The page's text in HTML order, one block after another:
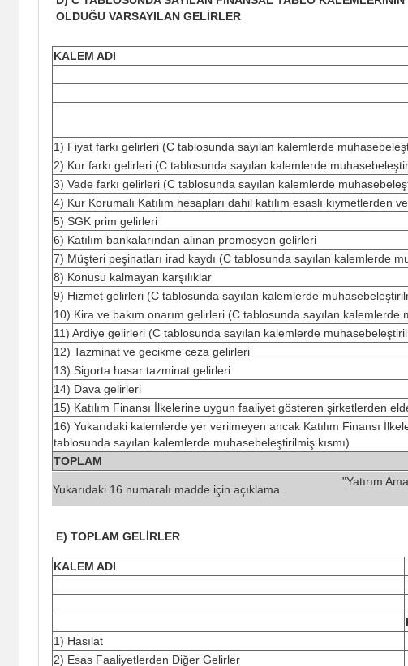
OLDUĞU VARSAYILAN GELİRLER
KALEM ADI
1) Fiyat farkı gelirleri (C tablosunda sayılan kalemlerde
2) Kur farkı gelirleri (C tablosunda sayılan kalemlerde
3) Vade farkı gelirleri (C tablosunda sayılan kalemlerde
4) Kur Korumalı Katılım hesapları dahil katılım esaslı kıymetlerden
5) SGK prim gelirleri
6) Katılım bankalarından alınan promosyon gelirleri
7) Müşteri peşinatları irad kaydı (C tablosunda sayılan kalemlerde
8) Konusu kalmayan karşılıklar
9) Hizmet gelirleri (C tablosunda sayılan kalemlerde
10) Kira ve bakım onarım gelirleri (C tablosunda sayılan kalemlerde
11) Ardiye gelirleri (C tablosunda sayılan kalemlerde
12) Tazminat ve gecikme ceza gelirleri
13) Sigorta hasar tazminat gelirleri
14) Dava gelirleri
15) Katılım Finansı İlkelerine uygun faaliyet gösteren şirketlerden
16) Yukarıdaki kalemlerde yer verilmeyen ancak Katılım Finansı
tablosunda sayılan kalemlerde muhasebeleştirilmiş kısmı)
TOPLAM
Yukarıdaki 16 numaralı madde için açıklama
"Yatırım
E) TOPLAM GELİRLER
KALEM ADI
1) Hasılat
2) Esas Faaliyetlerden Diğer Gelirler